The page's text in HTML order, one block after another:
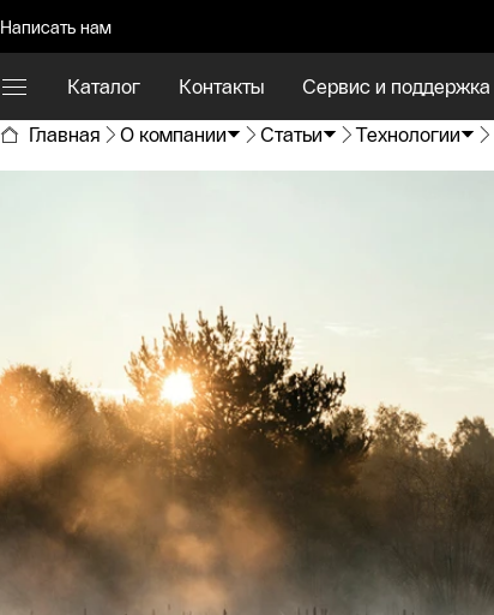
Написать нам
Каталог Контакты Сервис и поддержка
Главная
О компании Статьи Технологии